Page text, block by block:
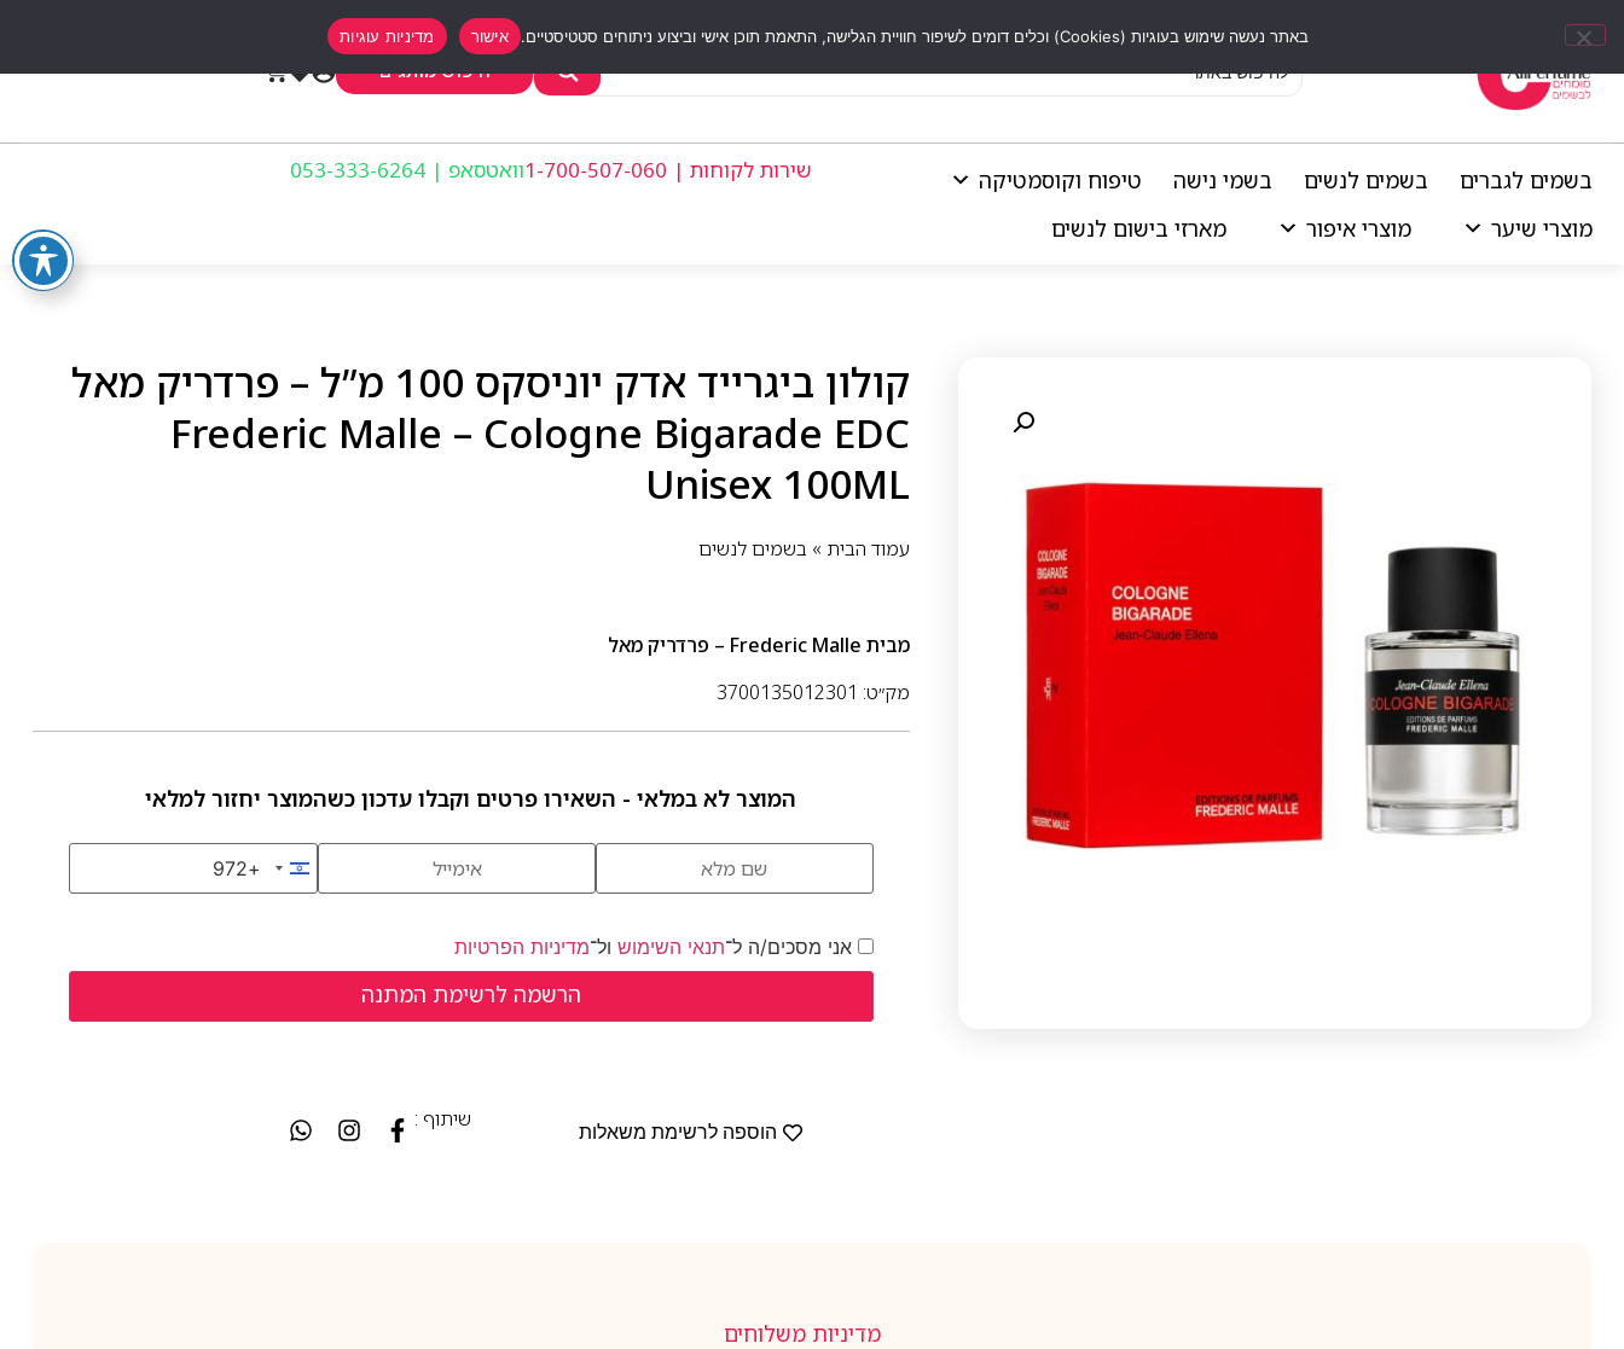
חיפוש מותגים
בשמים לגברים בשמים לנשים בשמי נישה
טיפוח וקוסמטיקה
מוצרי שיער
מוצרי איפור מארזי בישום לנשים
שירות לקוחות | 1-700-507-060 וואטסאפ | 053-333-6264
קולון ביגרייד אדק יוניסקס 100 מ”ל – פרדריק מאל
Frederic Malle – Cologne Bigarade EDC
Unisex 100ML
עמוד הבית » בשמים לנשים
מבית Frederic Malle – פרדריק מאל
מק״ט: 3700135012301
המוצר לא במלאי - השאירו פרטים וקבלו עדכון כשהמוצר יחזור למלאי
Israel +972
+972
אני מסכים/ה ל־תנאי השימוש ול־מדיניות הפרטיות
הוספה לרשימת משאלות
שיתוף :
מדיניות משלוחים
באתר נעשה שימוש בעוגיות (Cookies) וכלים דומים לשיפור חוויית הגלישה, התאמת תוכן אישי וביצוע ניתוחים סטטיסטיים. אישור מדיניות עוגיות